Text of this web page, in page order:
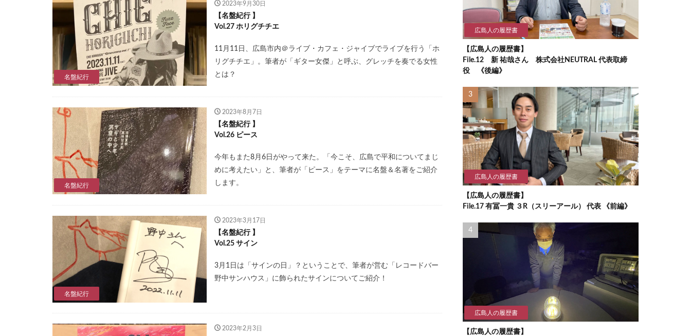
名盤紀行
2023年9月30日
【名盤紀行 】
Vol.27 ホリグチチエ
11月11日、広島市内＠ライブ・カフェ・ジャイブでライブを行う「ホ
リグチチエ」。筆者が「ギター女傑」と呼ぶ、グレッチを奏でる女性
とは？
名盤紀行
2023年8月7日
【名盤紀行 】
Vol.26 ピース
今年もまた8月6日がやって来た。「今こそ、広島で平和についてまじ
めに考えたい」と、筆者が「ピース」をテーマに名盤＆名著をご紹介
します。
名盤紀行
2023年3月17日
【名盤紀行 】
Vol.25 サイン
3月1日は「サインの日」？ということで、筆者が営む「レコードバー
野中サンハウス」に飾られたサインについてご紹介！
2023年2月3日
広島人の履歴書
【広島人の履歴書】
File.12 新 祐哉さん 株式会社NEUTRAL 代表取締
役 《後編》
広島人の履歴書
【広島人の履歴書】
File.17 有冨一貴 ３R（スリーアール） 代表 《前編》
広島人の履歴書
【広島人の履歴書】